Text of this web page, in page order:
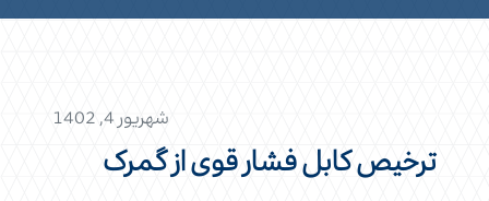
شهریور 4, 1402
ترخیص کابل فشار قوی از گمرک